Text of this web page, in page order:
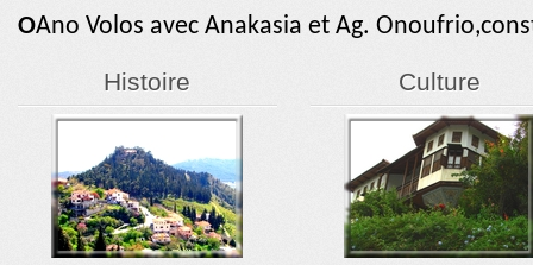
ΟAno Volos avec Anakasia et Ag.
Histoire Culture